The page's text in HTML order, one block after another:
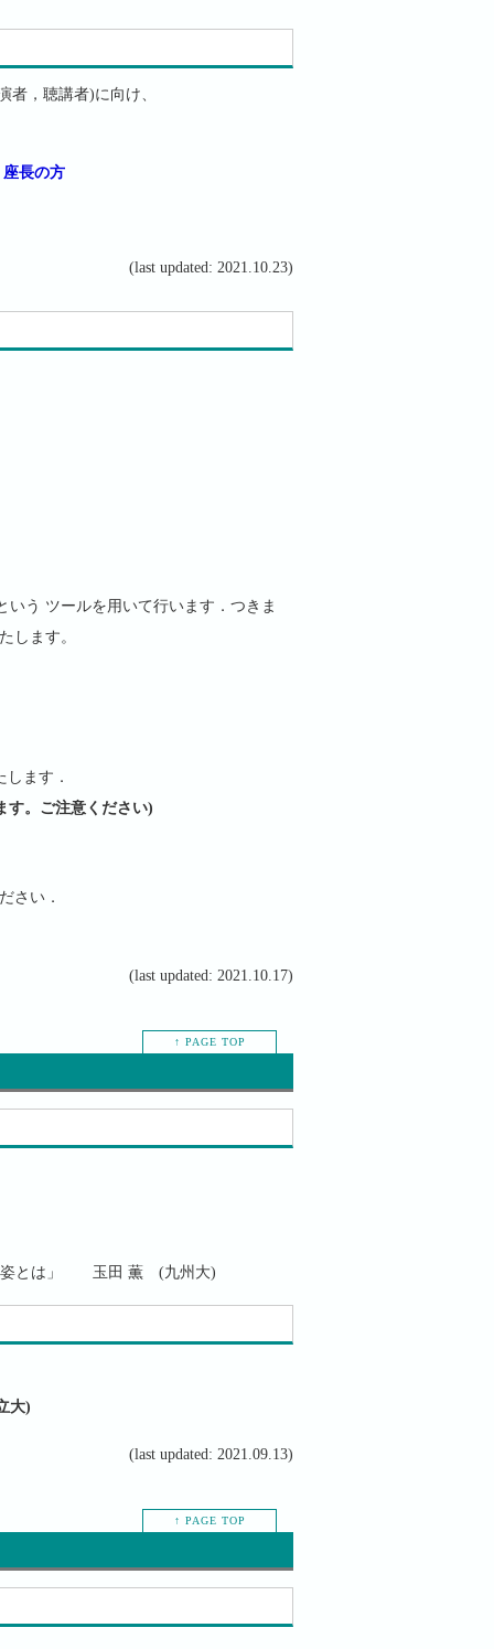
者，聴講者)に向け、
座長の方
(last updated: 2021.10.23)
いう ツールを用いて行います．つきま
します。
ます．
。ご注意ください)
さい．
(last updated: 2021.10.17)
↑ PAGE TOP
き姿とは」 玉田 薫 (九州大)
大)
(last updated: 2021.09.13)
↑ PAGE TOP